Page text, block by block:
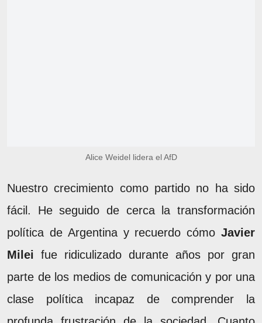
Alice Weidel lidera el AfD
Nuestro crecimiento como partido no ha sido
fácil. He seguido de cerca la transformación
política de Argentina y recuerdo cómo Javier
Milei fue ridiculizado durante años por gran
parte de los medios de comunicación y por una
clase política incapaz de comprender la